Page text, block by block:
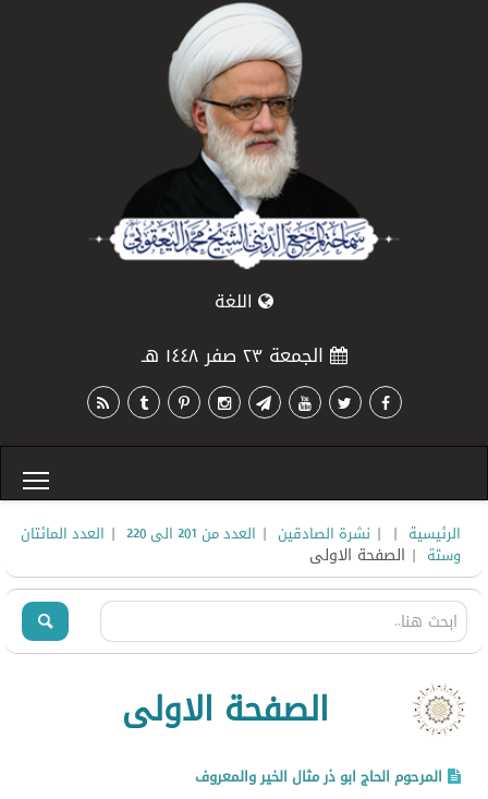
اللغة
الجمعة ٢٣ صفر ١٤٤٨ هـ
الرئيسية |
| نشرة الصادقين | العدد من 201 الى 220 | العدد المائتان
وستة | الصفحة الاولى
الصفحة الاولى
المرحوم الحاج ابو ذر مثال الخير والمعروف